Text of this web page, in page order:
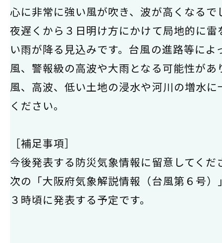
心に非常に強い風が吹き、波が高くなるで
夜遅くから３日明け方にかけて局地的に雷
い雨が降る見込みです。台風の進路等によ
風、警報級の高波や大雨となる可能性があ
風、高波、低い土地の浸水や河川の増水に
ください。
［補足事項］
今後発表する防災気象情報に留意してくだ
次の「大阪府気象解説情報（台風第６号）
３時頃に発表する予定です。